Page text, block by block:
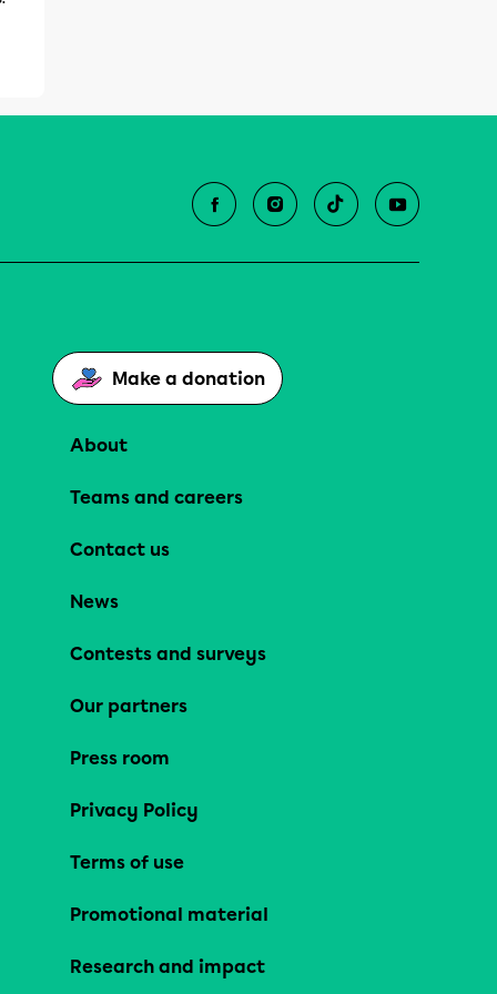
Make a donation
About
Teams and careers
Contact us
News
Contests and surveys
Our partners
Press room
Privacy Policy
Terms of use
Promotional material
Research and impact